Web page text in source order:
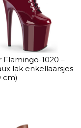
Flamingo-1020 –
lak enkellaarsjes
cm)